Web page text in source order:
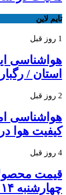
تایم لاین
1 روز قبل
استان /
2 روز قبل
هواشناسی
کیفیت هوا
4 روز قبل
قیمت
چهارشنبه ۱۴ مرداد ۱۴۰۵